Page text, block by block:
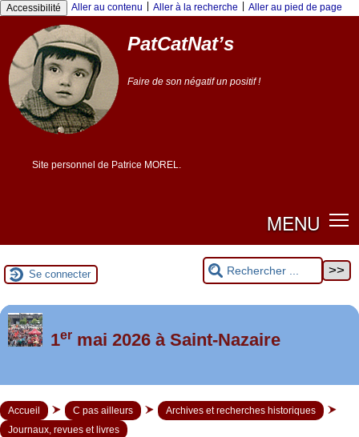
Accessibilité Aller au contenu Aller à la recherche Aller au pied de page
PatCatNat’s
Faire de son négatif un positif !
Site personnel de Patrice MOREL.
MENU
Se connecter
Foutez-nous la paix !
1ermai 2026 à Saint-Nazaire
Accueil C pas ailleurs
Archives et recherches historiques
Journaux, revues et livres